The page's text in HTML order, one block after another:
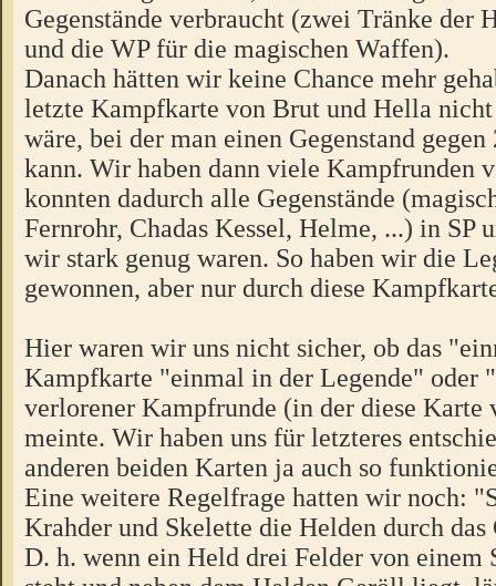
Gegenstände verbraucht (zwei Tränke der
und die WP für die magischen Waffen).
Danach hätten wir keine Chance mehr
letzte Kampfkarte von Brut und Hella nicht
wäre, bei der man einen Gegenstand gegen
kann. Wir haben dann viele Kampfrunden
konnten dadurch alle Gegenstände
Fernrohr, Chadas Kessel, Helme, ...) in SP
wir stark genug waren. So haben wir die
gewonnen, aber nur durch diese
Hier waren wir uns nicht sicher, ob das
Kampfkarte "einmal in der Legende" oder
verlorener Kampfrunde (in der diese Karte
meinte. Wir haben uns für letzteres
anderen beiden Karten ja auch so
Eine weitere Regelfrage hatten wir noch:
Krahder und Skelette die Helden durch
D. h. wenn ein Held drei Felder von einem